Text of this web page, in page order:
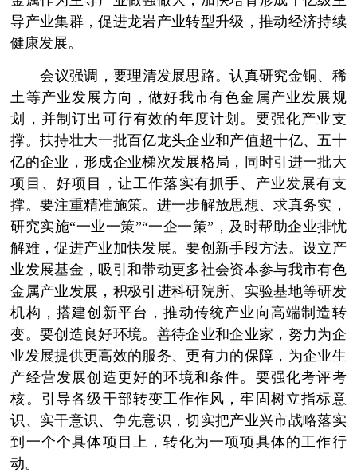
导产业集群，促进龙岩产业转型升级，推动经济持续
健康发展。
­ 会议强调，要理清发展思路。认真研究金铜、稀
土等产业发展方向，做好我市有色金属产业发展规
划，并制订出可行有效的年度计划。要强化产业支
撑。扶持壮大一批百亿龙头企业和产值超十亿、五十
亿的企业，形成企业梯次发展格局，同时引进一批大
项目、好项目，让工作落实有抓手、产业发展有支
撑。要注重精准施策。进一步解放思想、求真务实，
研究实施“一业一策”“一企一策”，及时帮助企业排忧
解难，促进产业加快发展。要创新手段方法。设立产
业发展基金，吸引和带动更多社会资本参与我市有色
金属产业发展，积极引进科研院所、实验基地等研发
机构，搭建创新平台，推动传统产业向高端制造转
变。要创造良好环境。善待企业和企业家，努力为企
业发展提供更高效的服务、更有力的保障，为企业生
产经营发展创造更好的环境和条件。要强化考评考
核。引导各级干部转变工作作风，牢固树立指标意
识、实干意识、争先意识，切实把产业兴市战略落实
到一个个具体项目上，转化为一项项具体的工作行
动。